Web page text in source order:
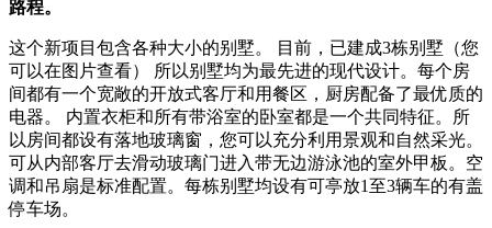
路程。
这个新项目包含各种大小的别墅。 目前，已建成3栋别墅（您
可以在图片查看） 所以别墅均为最先进的现代设计。每个房
间都有一个宽敞的开放式客厅和用餐区，厨房配备了最优质的
电器。 内置衣柜和所有带浴室的卧室都是一个共同特征。所
以房间都设有落地玻璃窗，您可以充分利用景观和自然采光。
可从内部客厅去滑动玻璃门进入带无边游泳池的室外甲板。空
调和吊扇是标准配置。每栋别墅均设有可亭放1至3辆车的有盖
停车场。